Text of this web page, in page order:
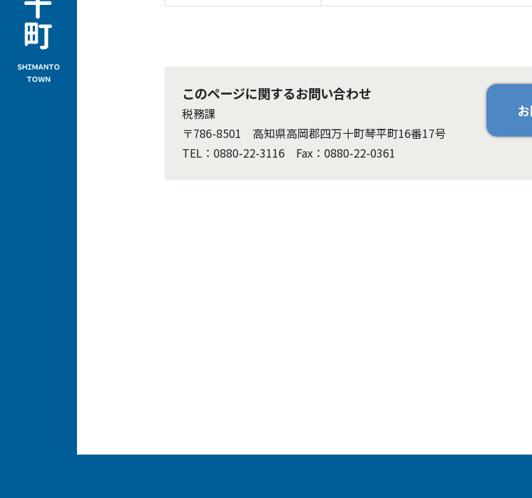
このページに関するお問い合わせ
税務課
〒786-8501 高知県高岡郡四万十町琴平町16番17号
TEL：0880-22-3116 Fax：0880-22-0361